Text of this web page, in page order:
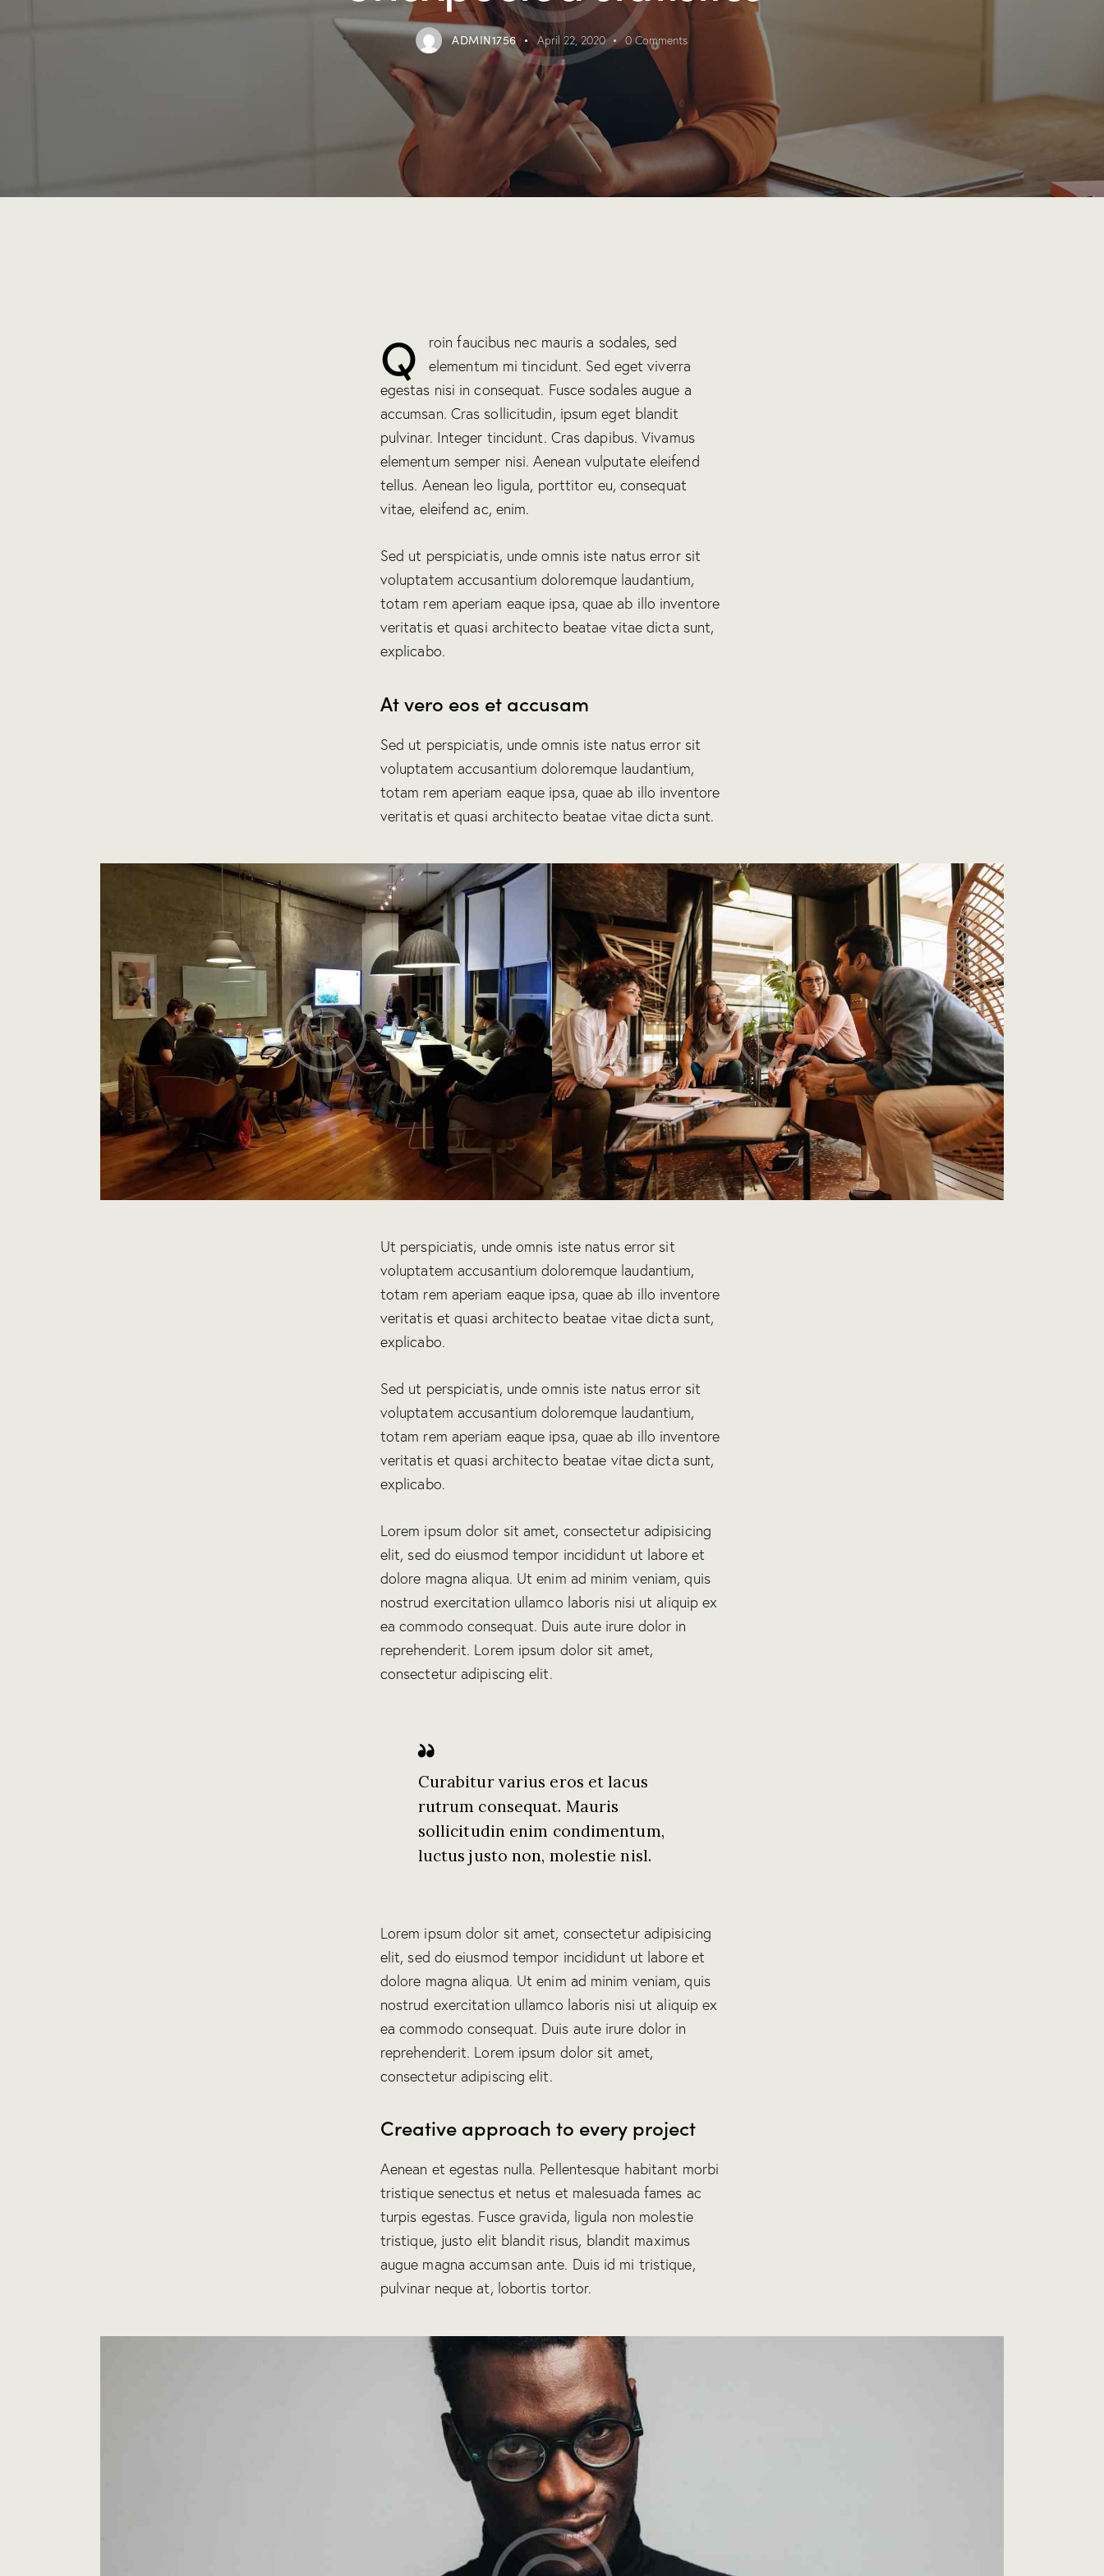
ADMIN1756 April 22, 2020 0 Comments
Q
roin faucibus nec mauris a sodales, sed
elementum mi tincidunt. Sed eget viverra
egestas nisi in consequat. Fusce sodales augue a
accumsan. Cras sollicitudin, ipsum eget blandit
pulvinar. Integer tincidunt. Cras dapibus. Vivamus
elementum semper nisi. Aenean vulputate eleifend
tellus. Aenean leo ligula, porttitor eu, consequat
vitae, eleifend ac, enim.
Sed ut perspiciatis, unde omnis iste natus error sit
voluptatem accusantium doloremque laudantium,
totam rem aperiam eaque ipsa, quae ab illo inventore
veritatis et quasi architecto beatae vitae dicta sunt,
explicabo.
At vero eos et accusam
Sed ut perspiciatis, unde omnis iste natus error sit
voluptatem accusantium doloremque laudantium,
totam rem aperiam eaque ipsa, quae ab illo inventore
veritatis et quasi architecto beatae vitae dicta sunt.
Ut perspiciatis, unde omnis iste natus error sit
voluptatem accusantium doloremque laudantium,
totam rem aperiam eaque ipsa, quae ab illo inventore
veritatis et quasi architecto beatae vitae dicta sunt,
explicabo.
Sed ut perspiciatis, unde omnis iste natus error sit
voluptatem accusantium doloremque laudantium,
totam rem aperiam eaque ipsa, quae ab illo inventore
veritatis et quasi architecto beatae vitae dicta sunt,
explicabo.
Lorem ipsum dolor sit amet, consectetur adipisicing
elit, sed do eiusmod tempor incididunt ut labore et
dolore magna aliqua. Ut enim ad minim veniam, quis
nostrud exercitation ullamco laboris nisi ut aliquip ex
ea commodo consequat. Duis aute irure dolor in
reprehenderit. Lorem ipsum dolor sit amet,
consectetur adipiscing elit.
Curabitur varius eros et lacus
rutrum consequat. Mauris
sollicitudin enim condimentum,
luctus justo non, molestie nisl.
Lorem ipsum dolor sit amet, consectetur adipisicing
elit, sed do eiusmod tempor incididunt ut labore et
dolore magna aliqua. Ut enim ad minim veniam, quis
nostrud exercitation ullamco laboris nisi ut aliquip ex
ea commodo consequat. Duis aute irure dolor in
reprehenderit. Lorem ipsum dolor sit amet,
consectetur adipiscing elit.
Creative approach to every project
Aenean et egestas nulla. Pellentesque habitant morbi
tristique senectus et netus et malesuada fames ac
turpis egestas. Fusce gravida, ligula non molestie
tristique, justo elit blandit risus, blandit maximus
augue magna accumsan ante. Duis id mi tristique,
pulvinar neque at, lobortis tortor.